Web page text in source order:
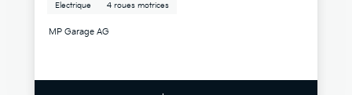
Electrique 4 roues motrices
MP Garage AG